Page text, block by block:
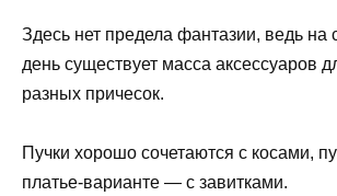
Здесь нет предела фантазии, ведь на
день существует масса аксессуаров
разных причесок.
Пучки хорошо сочетаются с косами,
платье-варианте — с завитками.